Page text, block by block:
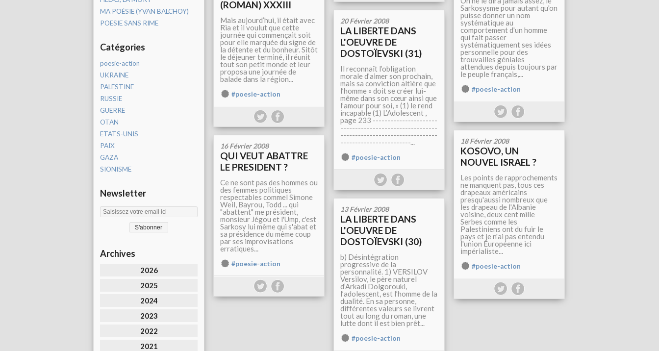
MA POÉSIE (YVAN BALCHOY)
POESIE SANS RIME
Catégories
poesie-action
UKRAINE
PALESTINE
RUSSIE
GUERRE
OTAN
ETATS-UNIS
PAIX
GAZA
SIONISME
Newsletter
Archives
2026
2025
2024
2023
2022
2021
Sarkosysme pour autant qu'on
puisse donner un nom
systématique au
comportement d'un homme
qui fait passer
systématiquement ses idées
personnelle pour des
trouvailles géniales
attendues depuis toujours par
le peuple français,...
#poesie-action
(ROMAN) XXXIII
Mais aujourd’hui, il était avec
Ria et il voulut que cette
journée qui commençait soit
pour elle marquée du signe de
la détente et du bonheur. Sitôt
le déjeuner terminé, il réunit
tout son petit monde et leur
proposa une journée de
balade dans la région...
#poesie-action
20 Février 2008
LA LIBERTE DANS
L'OEUVRE DE
DOSTOÏEVSKI (31)
Il reconnaît l’obligation
morale d’aimer son prochain,
mais sa conviction altière que
l’homme « doit se créer lui-
même dans son cœur ainsi que
l’amour pour soi, » (1) le rend
incapable (1) L’Adolescent ,
page 233 ----------------------
---------------------------------
---------------------------------
------------------------...
#poesie-action
18 Février 2008
KOSOVO, UN
NOUVEL ISRAEL ?
Les points de rapprochements
ne manquent pas, tous ces
drapeaux américains
presqu'aussi nombreux que
les drapeau de l'Albanie
voisine, deux cent mille
Serbes comme les
Palestiniens ont du fuir le
pays et je n'ai pas entendu
l'union Européenne ici
impérialiste...
#poesie-action
16 Février 2008
QUI VEUT ABATTRE
LE PRESIDENT ?
Ce ne sont pas des hommes ou
des femmes politiques
respectables commel Simone
Weil, Bayrou, Todd ... qui
"abattent" me président,
monsieur Jégou et l'Ump, c'est
Sarkosy lui même qui s'abat et
sa présidence du même coup
par ses improvisations
erratiques...
#poesie-action
13 Février 2008
LA LIBERTE DANS
L'OEUVRE DE
DOSTOÏEVSKI (30)
b) Désintégration
progressive de la
personnalité. 1) VERSILOV
Versilov, le père naturel
d’Arkadi Dolgorouki,
l’adolescent, est l’homme de la
dualité. En sa personne,
différentes valeurs se livrent
tout au long du roman, une
lutte dont il est bien prêt...
#poesie-action